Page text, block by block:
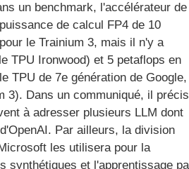
un benchmark, l'accélérateur de
de calcul FP4 de 10
le Trainium 3, mais il n'y a
TPU Ironwood) et 5 petaflops en
TPU de 7e génération de Google,
3). Dans un communiqué, il
à adresser plusieurs LLM dont
Par ailleurs, la division
les utilisera pour la
synthétiques et l'apprentissage